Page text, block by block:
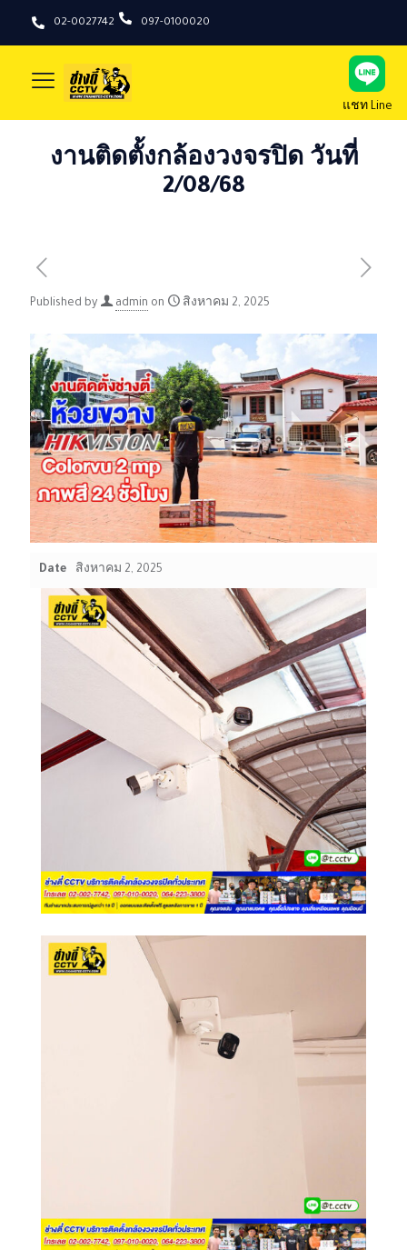
02-0027742 097-0100020
แชท Line
งานติดตั้งกล้องวงจรปิด วันที่
2/08/68
Published by admin on สิงหาคม 2, 2025
Date สิงหาคม 2, 2025